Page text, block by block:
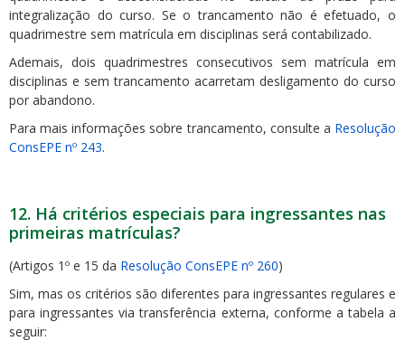
integralização do curso. Se o trancamento não é efetuado, o
quadrimestre sem matrícula em disciplinas será contabilizado.
Ademais, dois quadrimestres consecutivos sem matrícula em
disciplinas e sem trancamento acarretam desligamento do curso
por abandono.
Para mais informações sobre trancamento, consulte a Resolução
ConsEPE nº 243.
12. Há critérios especiais para ingressantes nas
primeiras matrículas?
(Artigos 1º e 15 da Resolução ConsEPE nº 260)
Sim, mas os critérios são diferentes para ingressantes regulares e
para ingressantes via transferência externa, conforme a tabela a
seguir: